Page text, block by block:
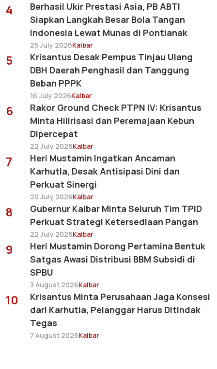
4
Berhasil Ukir Prestasi Asia, PB ABTI
Siapkan Langkah Besar Bola Tangan
Indonesia Lewat Munas di Pontianak
25 July 2026Kalbar
5
Krisantus Desak Pempus Tinjau Ulang
DBH Daerah Penghasil dan Tanggung
Beban PPPK
16 July 2026Kalbar
6
Rakor Ground Check PTPN IV: Krisantus
Minta Hilirisasi dan Peremajaan Kebun
Dipercepat
22 July 2026Kalbar
7
Heri Mustamin Ingatkan Ancaman
Karhutla, Desak Antisipasi Dini dan
Perkuat Sinergi
20 July 2026Kalbar
8
Gubernur Kalbar Minta Seluruh Tim TPID
Perkuat Strategi Ketersediaan Pangan
22 July 2026Kalbar
9
Heri Mustamin Dorong Pertamina Bentuk
Satgas Awasi Distribusi BBM Subsidi di
SPBU
3 August 2026Kalbar
10
Krisantus Minta Perusahaan Jaga Konsesi
dari Karhutla, Pelanggar Harus Ditindak
Tegas
7 August 2026Kalbar